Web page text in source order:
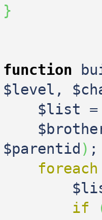
}
function
$level ,
$list
$parentid ) ;
foreach
if